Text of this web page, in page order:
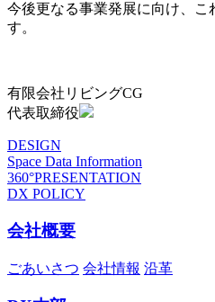
今後更なる事業発展に向け、こ
す。
有限会社リビングCG
代表取締役
DESIGN
Space Data Information
360°PRESENTATION
DX POLICY
会社概要
ごあいさつ 会社情報 沿革